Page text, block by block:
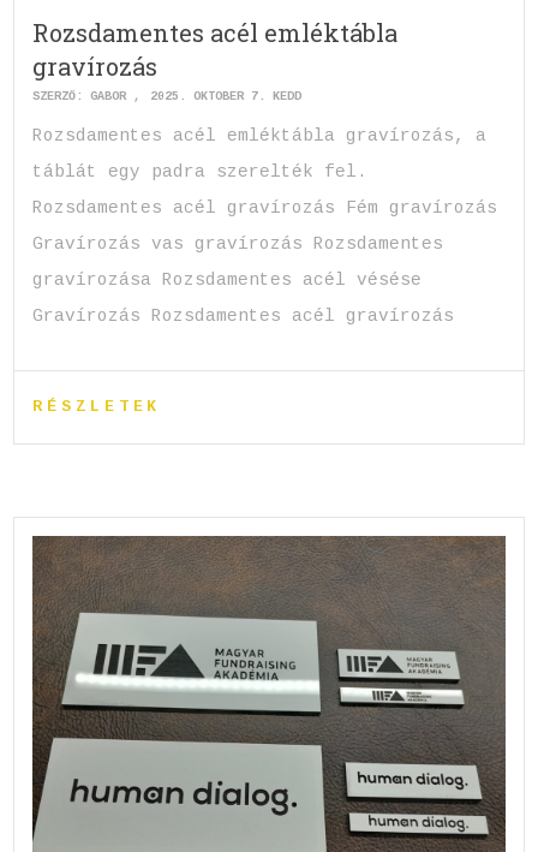
Rozsdamentes acél emléktábla
gravírozás
SZERZŐ:GABOR 2025. OKTÓBER 7. KEDD
Rozsdamentes acél emléktábla gravírozás, a
táblát egy padra szerelték fel.
Rozsdamentes acél gravírozás Fém gravírozás
Gravírozás vas gravírozás Rozsdamentes
gravírozása Rozsdamentes acél vésése
Gravírozás Rozsdamentes acél gravírozás
RÉSZLETEK